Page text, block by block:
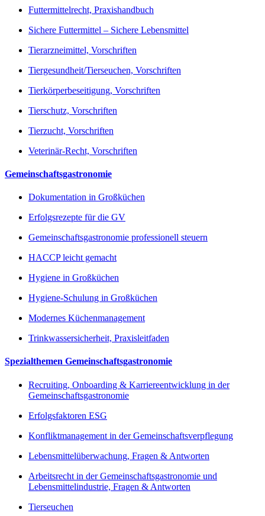
Futtermittelrecht, Praxishandbuch
Sichere Futtermittel – Sichere Lebensmittel
Tierarzneimittel, Vorschriften
Tiergesundheit/Tierseuchen, Vorschriften
Tierkörperbeseitigung, Vorschriften
Tierschutz, Vorschriften
Tierzucht, Vorschriften
Veterinär-Recht, Vorschriften
Gemeinschaftsgastronomie
Dokumentation in Großküchen
Erfolgsrezepte für die GV
Gemeinschaftsgastronomie professionell steuern
HACCP leicht gemacht
Hygiene in Großküchen
Hygiene-Schulung in Großküchen
Modernes Küchenmanagement
Trinkwassersicherheit, Praxisleitfaden
Spezialthemen Gemeinschaftsgastronomie
Recruiting, Onboarding & Karriereentwicklung in der
Gemeinschaftsgastronomie
Erfolgsfaktoren ESG
Konfliktmanagement in der Gemeinschaftsverpflegung
Lebensmittelüberwachung, Fragen & Antworten
Arbeitsrecht in der Gemeinschaftsgastronomie und
Lebensmittelindustrie, Fragen & Antworten
Tierseuchen